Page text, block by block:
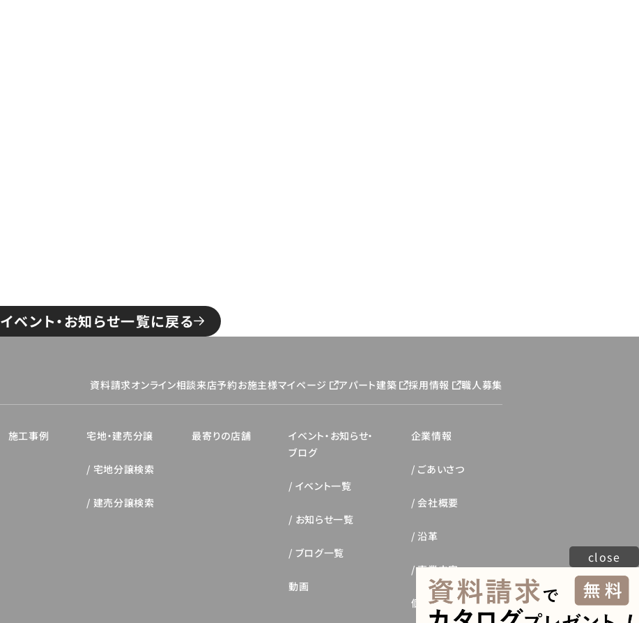
イベント・お知らせ一覧に戻る
資料請求オンライン相談来店予約お施主様マイページ アパート建築 採用情報 職人募集
施工事例 宅地・建売分譲
宅地分譲検索
建売分譲検索
最寄りの店舗
イベント・お知らせ・
ブログ
イベント一覧
お知らせ一覧
ブログ一覧
動画
企業情報
ごあいさつ
会社概要
沿革
事業内容
個人情報保護方針
close